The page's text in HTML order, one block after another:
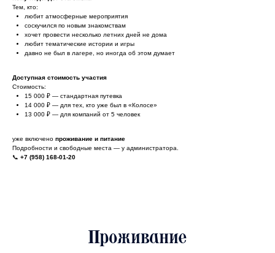
Тем, кто:
любит атмосферные мероприятия
соскучился по новым знакомствам
хочет провести несколько летних дней не дома
любит тематические истории и игры
давно не был в лагере, но иногда об этом думает
Доступная стоимость участия
Стоимость:
15 000 ₽ — стандартная путевка
14 000 ₽ — для тех, кто уже был в «Колосе»
13 000 ₽ — для компаний от 5 человек
уже включено проживание и питание
Подробности и свободные места — у администратора.
📞 +7 (958) 168-01-20
Проживание